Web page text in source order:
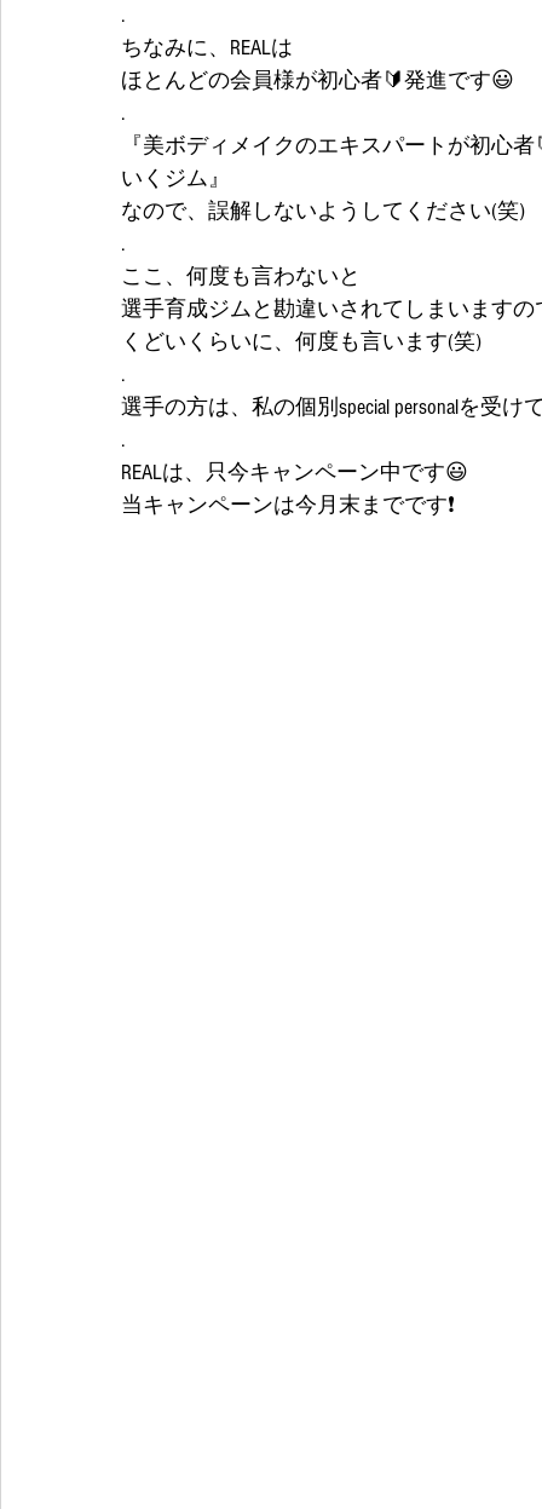
.
ちなみに、REALは
ほとんどの会員様が初心者🔰発進です😃
.
『美ボディメイクのエキスパートが初心
いくジム』
なので、誤解しないようしてください(笑)
.
ここ、何度も言わないと
選手育成ジムと勘違いされてしまいますの
くどいくらいに、何度も言います(笑)
.
選手の方は、私の個別special personalを受け
.
REALは、只今キャンペーン中です😃
当キャンペーンは今月末までです❗